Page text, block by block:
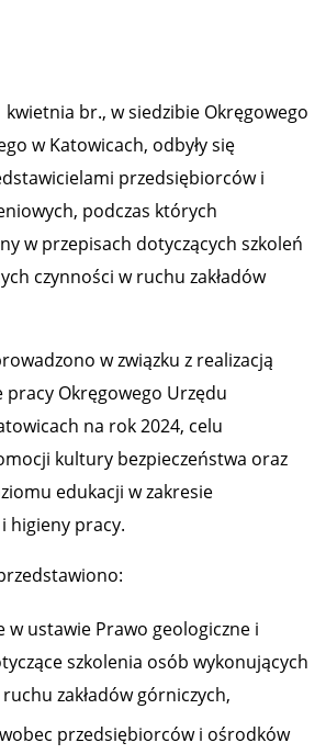
kwietnia br., w siedzibie Okręgowego
w Katowicach, odbyły się
przedsiębiorców i
podczas których
w przepisach dotyczących szkoleń
czynności w ruchu zakładów
w związku z realizacją
pracy Okręgowego Urzędu
na rok 2024, celu
kultury bezpieczeństwa oraz
edukacji w zakresie
higieny pracy.
w ustawie Prawo geologiczne i
szkolenia osób wykonujących
zakładów górniczych,
przedsiębiorców i ośrodków